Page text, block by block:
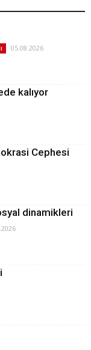
05.08.2026
kalıyor
Cephesi
dinamikleri